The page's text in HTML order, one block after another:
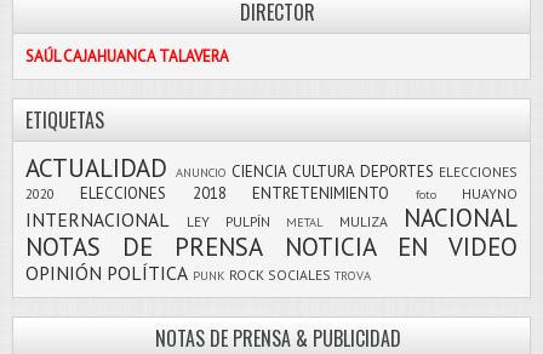
DIRECTOR
SAÚL CAJAHUANCA TALAVERA
ETIQUETAS
ACTUALIDAD ANUNCIO CIENCIA CULTURA DEPORTES ELECCIONES
2020
ELECCIONES 2018 ENTRETENIMIENTO foto HUAYNO
INTERNACIONAL LEY PULPÍN METAL MULIZA
NACIONAL
NOTAS DE PRENSA
NOTICIA EN VIDEO
OPINIÓN POLÍTICA PUNK ROCK SOCIALES TROVA
NOTAS DE PRENSA & PUBLICIDAD